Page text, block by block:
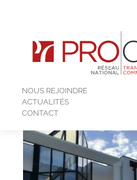
NOUS REJOINDRE
ACTUALITÉS
CONTACT